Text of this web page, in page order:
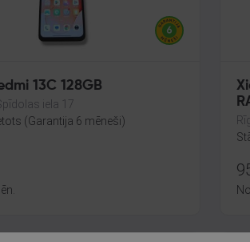
13C 128GB
iela 17
(Garantija 6 mēneši)
No